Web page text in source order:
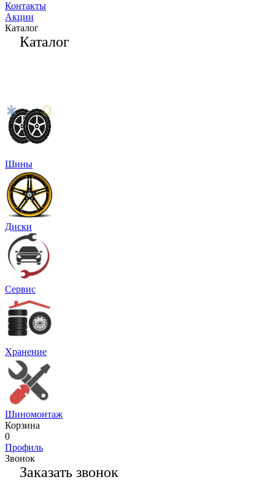
Контакты
Акции
Каталог
Каталог
Шины
Диски
Сервис
Хранение
Шиномонтаж
Корзина
0
Профиль
Звонок
Заказать звонок